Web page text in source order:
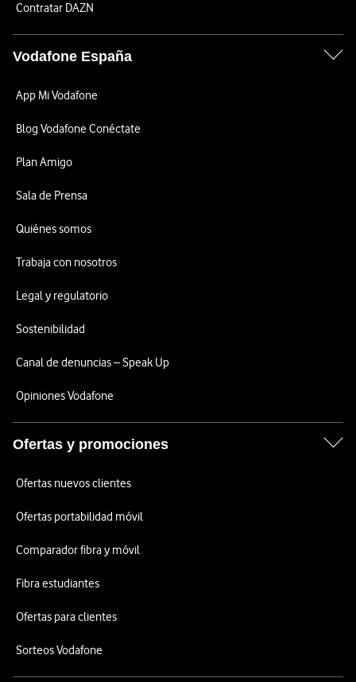
Contratar DAZN
Vodafone España
App Mi Vodafone
Blog Vodafone Conéctate
Plan Amigo
Sala de Prensa
Quiénes somos
Trabaja con nosotros
Legal y regulatorio
Sostenibilidad
Canal de denuncias – Speak Up
Opiniones Vodafone
Ofertas y promociones
Ofertas nuevos clientes
Ofertas portabilidad móvil
Comparador fibra y móvil
Fibra estudiantes
Ofertas para clientes
Sorteos Vodafone